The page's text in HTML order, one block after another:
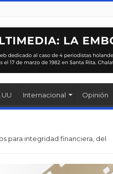
Internacional Opinión
para integridad financiera, del